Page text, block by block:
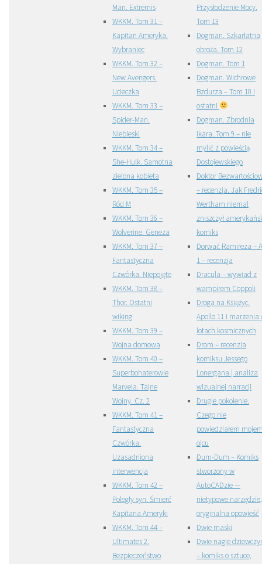
Man. Extremis
WKKM. Tom 31 –
Kapitan Ameryka.
Wybraniec
WKKM. Tom 32 –
New Avengers.
Ucieczka
WKKM. Tom 33 –
Spider-Man.
Niebieski
WKKM. Tom 34 –
She-Hulk. Samotna
zielona kobieta
WKKM. Tom 35 –
Ród M
WKKM. Tom 36 –
Wolverine. Geneza
WKKM. Tom 37 –
Fantastyczna
Czwórka. Niepojęte
WKKM. Tom 38 –
Thor. Ostatni
wiking
WKKM. Tom 39 –
Wojna domowa
WKKM. Tom 40 –
Superbohaterowie
Marvela. Tajne
Wojny. Cz. 2
WKKM. Tom 41 –
Fantastyczna
Czwórka.
Uzasadniona
interwencja
WKKM. Tom 42 –
Poległy syn. Śmierć
Kapitana Ameryki
WKKM. Tom 44 –
Ultimates 2.
Bezpieczeństwo
Przysłodzenie Mocy.
Tom 13
Dogman. Szkarłatna
obroża. Tom 12
Dogman. Tom 1
Dogman. Wichrowe
Bzdurza – Tom 10 i
ostatni
Dogman. Zbrodnia
Ikara. Tom 9 – nie
mylić z powieścią
Dostojewskiego
Doktor
– recenzja. Jak
Wertham niemal
zniszczył
komiks
Dorwać Ramireza –
1 – recenzja
Dracula – wywiad z
wampirem Coppoli
Droga na Księżyc.
Apollo 11 i marzenia
lotach kosmicznych
Drom – recenzja
komiksu Jessego
Lonergana | analiza
wizualnej narracji
Drugie pokolenie.
Czego nie
powiedziałem
ojcu
Dum-Dum – Komiks
stworzony w
AutoCADzie —
nietypowe narzędzie,
oryginalna opowieść
Dwie maski
Dwie nagie
– komiks o sztuce,